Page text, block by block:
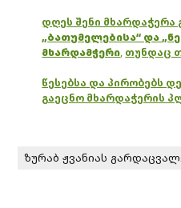
დღეს შენი მხარდაჭერა
„ბათუმელებისა“ და
მხარდამჭერი, თუნდაც
წესებსა და პირობებს
გაეცნო მხარდაჭერის
ზურაბ ჟვანიას